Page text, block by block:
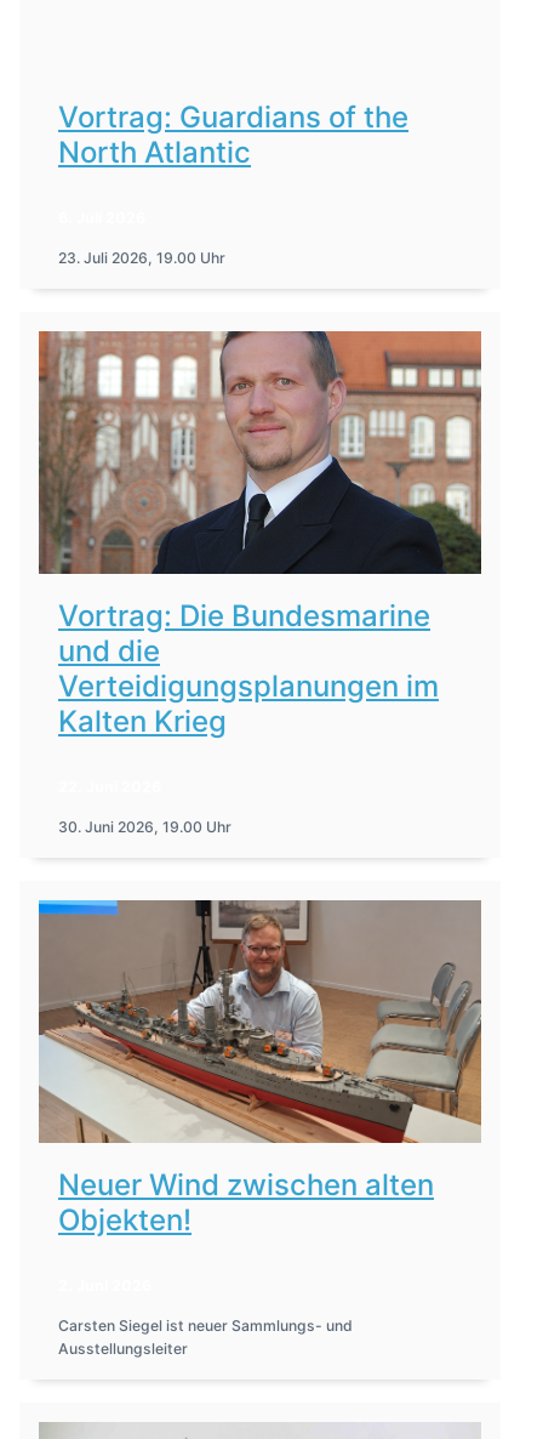
Vortrag: Guardians of the
North Atlantic
23. Juli 2026, 19.00 Uhr
Vortrag: Die Bundesmarine
und die
Verteidigungsplanungen im
Kalten Krieg
30. Juni 2026, 19.00 Uhr
Neuer Wind zwischen alten
Objekten!
Carsten Siegel ist neuer Sammlungs- und
Ausstellungsleiter